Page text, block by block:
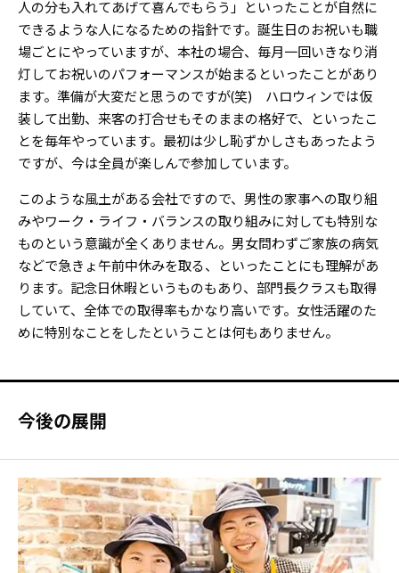
人の分も入れてあげて喜んでもらう」といったことが自然に
できるような人になるための指針です。誕生日のお祝いも職
場ごとにやっていますが、本社の場合、毎月一回いきなり消
灯してお祝いのパフォーマンスが始まるといったことがあり
ます。準備が大変だと思うのですが(笑) ハロウィンでは仮
装して出勤、来客の打合せもそのままの格好で、といったこ
とを毎年やっています。最初は少し恥ずかしさもあったよう
ですが、今は全員が楽しんで参加しています。
このような風土がある会社ですので、男性の家事への取り組
みやワーク・ライフ・バランスの取り組みに対しても特別な
ものという意識が全くありません。男女問わずご家族の病気
などで急きょ午前中休みを取る、といったことにも理解があ
ります。記念日休暇というものもあり、部門長クラスも取得
していて、全体での取得率もかなり高いです。女性活躍のた
めに特別なことをしたということは何もありません。
今後の展開